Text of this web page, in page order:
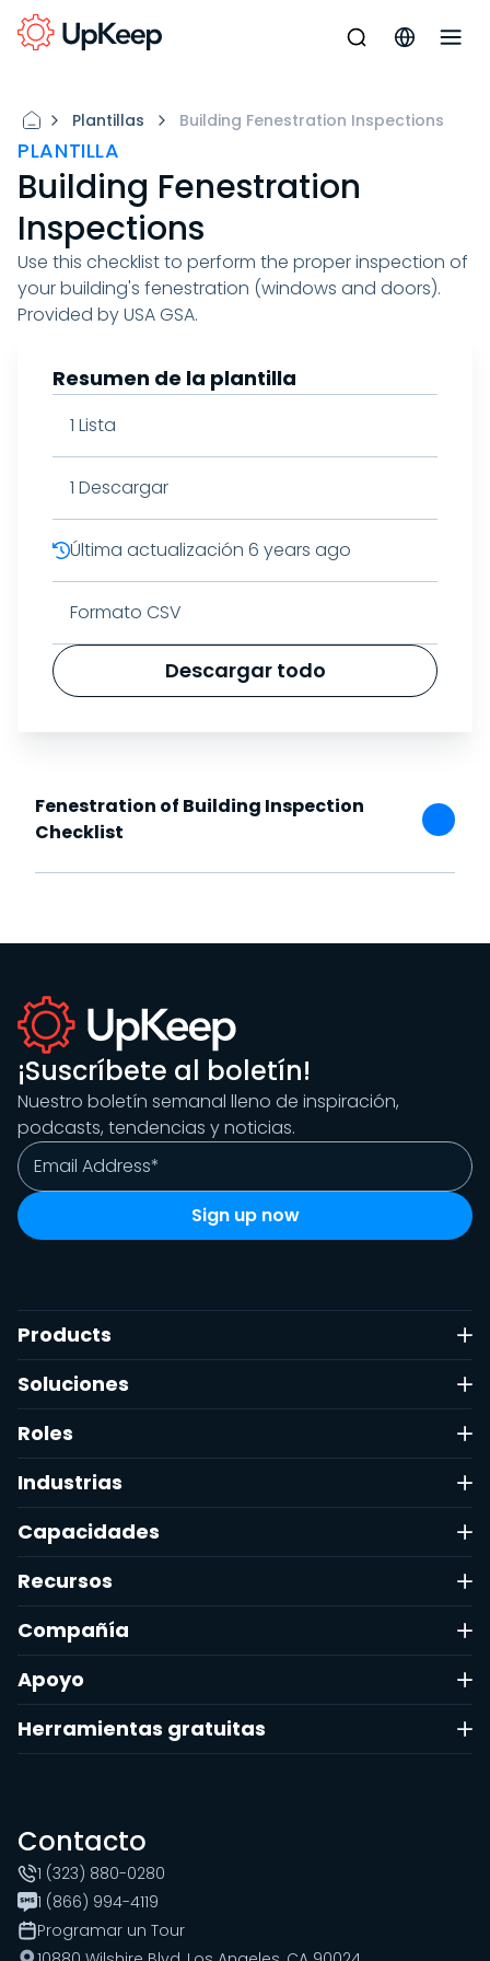
Plantillas Building Fenestration Inspections
PLANTILLA
Building Fenestration
Inspections
Use this checklist to perform the proper inspection of
your building's fenestration (windows and doors).
Provided by USA GSA.
Resumen de la plantilla
1 Lista
1 Descargar
Última actualización 6 years ago
Formato CSV
Descargar todo
Fenestration of Building Inspection
Checklist
¡Suscríbete al boletín!
Nuestro boletín semanal lleno de inspiración,
podcasts, tendencias y noticias.
Products
Soluciones
Roles
Industrias
Capacidades
Recursos
Compañía
Apoyo
Herramientas gratuitas
Contacto
1 (323) 880-0280
1 (866) 994-4119
Programar un Tour